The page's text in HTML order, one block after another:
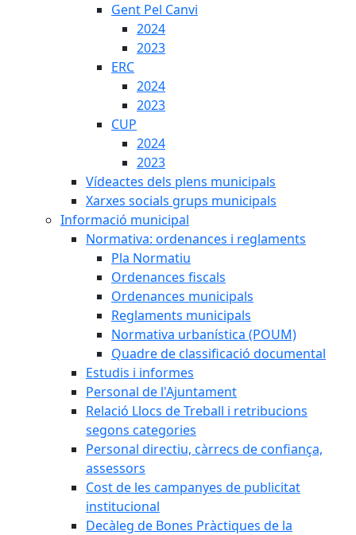
Gent Pel Canvi
2024
2023
ERC
2024
2023
CUP
2024
2023
Vídeactes dels plens municipals
Xarxes socials grups municipals
Informació municipal
Normativa: ordenances i reglaments
Pla Normatiu
Ordenances fiscals
Ordenances municipals
Reglaments municipals
Normativa urbanística (POUM)
Quadre de classificació documental
Estudis i informes
Personal de l'Ajuntament
Relació Llocs de Treball i retribucions
segons categories
Personal directiu, càrrecs de confiança,
assessors
Cost de les campanyes de publicitat
institucional
Decàleg de Bones Pràctiques de la